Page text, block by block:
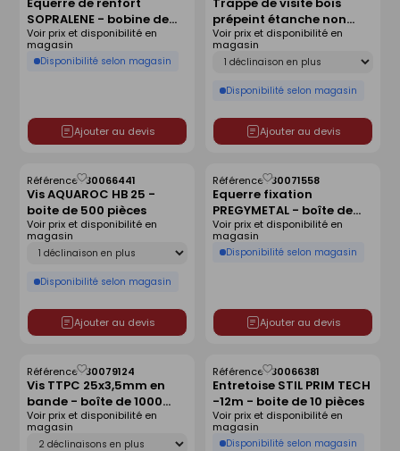
SOPRALENE - bobine de
10x0,25m
Disponibilité selon magasin
Voir prix et disponibilité en
magasin
Ajouter au devis
comme
liste
prépeint étanche non
isolée sans réhausse -
600x600mm
Déclinaison
Disponibilité selon magasin
Voir prix et disponibilité en
magasin
Ajouter au devis
comme
liste
Vis AQUAROC HB 25 -
boite de 500 pièces
Référence :30066441
Déclinaison
Disponibilité selon magasin
Voir prix et disponibilité en
magasin
Ajouter au devis
Enregistrer
comme
liste
Equerre fixation
PREGYMETAL - boîte de
100 pièces
Référence :30071558
Disponibilité selon magasin
Voir prix et disponibilité en
magasin
Ajouter au devis
Enregistrer
comme
liste
Vis TTPC 25x3,5mm en
bande - boîte de 1000
pièces
Référence :30079124
Déclinaison
Voir prix et disponibilité en
magasin
Enregistrer
comme
liste
Entretoise STIL PRIM TECH
-12m - boite de 10 pièces
Référence :30066381
Disponibilité selon magasin
Voir prix et disponibilité en
magasin
Enregistrer
comme
liste